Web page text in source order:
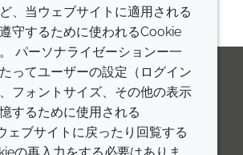
LinkedInYoutubeLine
LEGAL
、当ウェブサイトに適用される
守するために使われるCookie
パーソナライゼーションー一
ってユーザーの設定（ログイン
フォントサイズ、その他の表示
するために使用される
ェブサイトに戻ったり回覧する